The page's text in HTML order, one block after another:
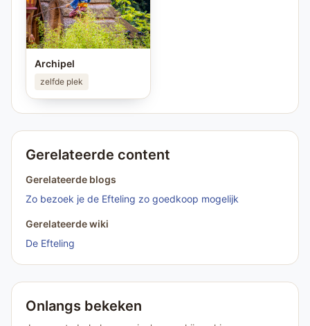
Archipel
zelfde plek
Gerelateerde content
Gerelateerde blogs
Zo bezoek je de Efteling zo goedkoop mogelijk
Gerelateerde wiki
De Efteling
Onlangs bekeken